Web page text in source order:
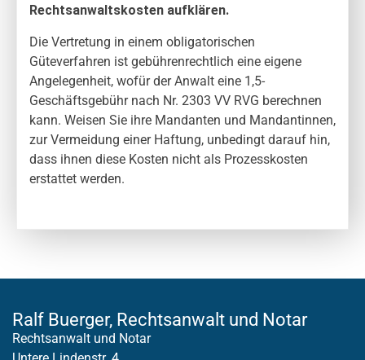
Rechtsanwaltskosten aufklären.
Die Vertretung in einem obligatorischen
Güteverfahren ist gebührenrechtlich eine eigene
Angelegenheit, wofür der Anwalt eine 1,5-
Geschäftsgebühr nach Nr. 2303 VV RVG berechnen
kann. Weisen Sie ihre Mandanten und Mandantinnen,
zur Vermeidung einer Haftung, unbedingt darauf hin,
dass ihnen diese Kosten nicht als Prozesskosten
erstattet werden.
Ralf Buerger, Rechtsanwalt und Notar
Rechtsanwalt und Notar